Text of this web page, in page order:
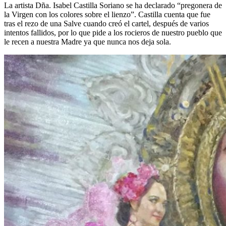
La artista Dña. Isabel Castilla Soriano se ha declarado “pregonera de
la Virgen con los colores sobre el lienzo”. Castilla cuenta que fue
tras el rezo de una Salve cuando creó el cartel, después de varios
intentos fallidos, por lo que pide a los rocieros de nuestro pueblo que
le recen a nuestra Madre ya que nunca nos deja sola.